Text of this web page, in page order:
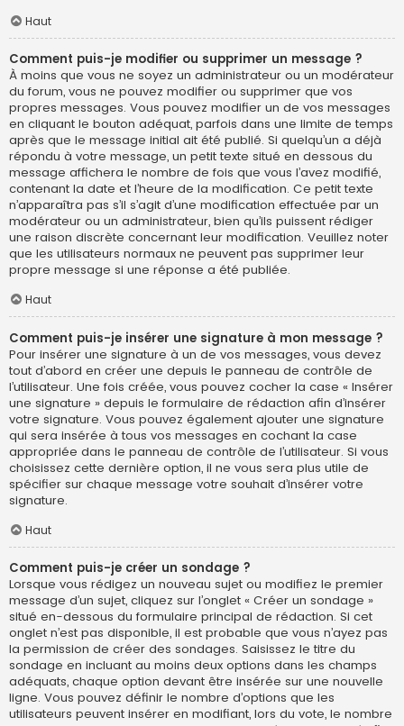
Haut
Comment puis-je modifier ou supprimer un message ?
À moins que vous ne soyez un administrateur ou un modérateur
du forum, vous ne pouvez modifier ou supprimer que vos
propres messages. Vous pouvez modifier un de vos messages
en cliquant le bouton adéquat, parfois dans une limite de temps
après que le message initial ait été publié. Si quelqu’un a déjà
répondu à votre message, un petit texte situé en dessous du
message affichera le nombre de fois que vous l’avez modifié,
contenant la date et l’heure de la modification. Ce petit texte
n’apparaîtra pas s’il s’agit d’une modification effectuée par un
modérateur ou un administrateur, bien qu’ils puissent rédiger
une raison discrète concernant leur modification. Veuillez noter
que les utilisateurs normaux ne peuvent pas supprimer leur
propre message si une réponse a été publiée.
Haut
Comment puis-je insérer une signature à mon message ?
Pour insérer une signature à un de vos messages, vous devez
tout d’abord en créer une depuis le panneau de contrôle de
l’utilisateur. Une fois créée, vous pouvez cocher la case « Insérer
une signature » depuis le formulaire de rédaction afin d’insérer
votre signature. Vous pouvez également ajouter une signature
qui sera insérée à tous vos messages en cochant la case
appropriée dans le panneau de contrôle de l’utilisateur. Si vous
choisissez cette dernière option, il ne vous sera plus utile de
spécifier sur chaque message votre souhait d’insérer votre
signature.
Haut
Comment puis-je créer un sondage ?
Lorsque vous rédigez un nouveau sujet ou modifiez le premier
message d’un sujet, cliquez sur l’onglet « Créer un sondage »
situé en-dessous du formulaire principal de rédaction. Si cet
onglet n’est pas disponible, il est probable que vous n’ayez pas
la permission de créer des sondages. Saisissez le titre du
sondage en incluant au moins deux options dans les champs
adéquats, chaque option devant être insérée sur une nouvelle
ligne. Vous pouvez définir le nombre d’options que les
utilisateurs peuvent insérer en modifiant, lors du vote, le nombre